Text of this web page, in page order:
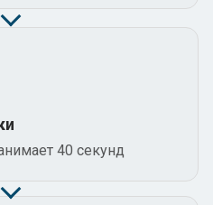
40 секунд